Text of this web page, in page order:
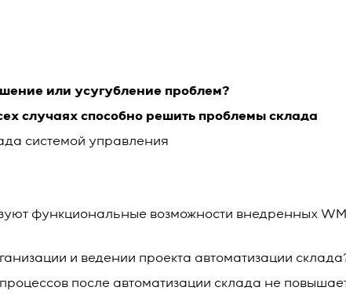
или усугубление проблем?
случаях способно решить проблемы склада
системой управления
функциональные возможности внедренных
и ведении проекта автоматизации
после автоматизации склада не